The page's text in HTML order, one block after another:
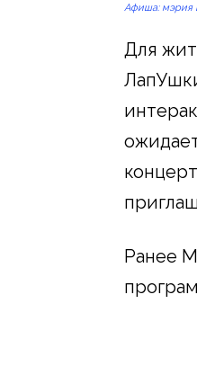
Афиша: мэрия
Для
Ранее